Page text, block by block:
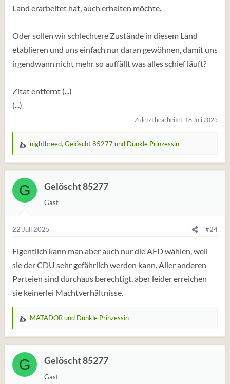
Land erarbeitet hat, auch erhalten möchte.
Oder sollen wir schlechtere Zustände in diesem Land
etablieren und uns einfach nur daran gewöhnen, damit uns
irgendwann nicht mehr so auffällt was alles schief läuft?
Zitat entfernt (...)
(...)
Zuletzt bearbeitet: 18 Juli 2025
W
r
t
u
n
e
n
:
nightbreed, Gelöscht 85277 und Dunkle Prinzessin
G Gelöscht 85277
Gast
22 Juli 2025 #24
Eigentlich kann man aber auch nur die AFD wählen, weil
sie der CDU sehr gefährlich werden kann. Aller anderen
Parteien sind durchaus berechtigt, aber leider erreichen
sie keinerlei Machtverhältnisse.
W
r
t
u
n
MATADORund Dunkle Prinzessin
G Gelöscht 85277
Gast